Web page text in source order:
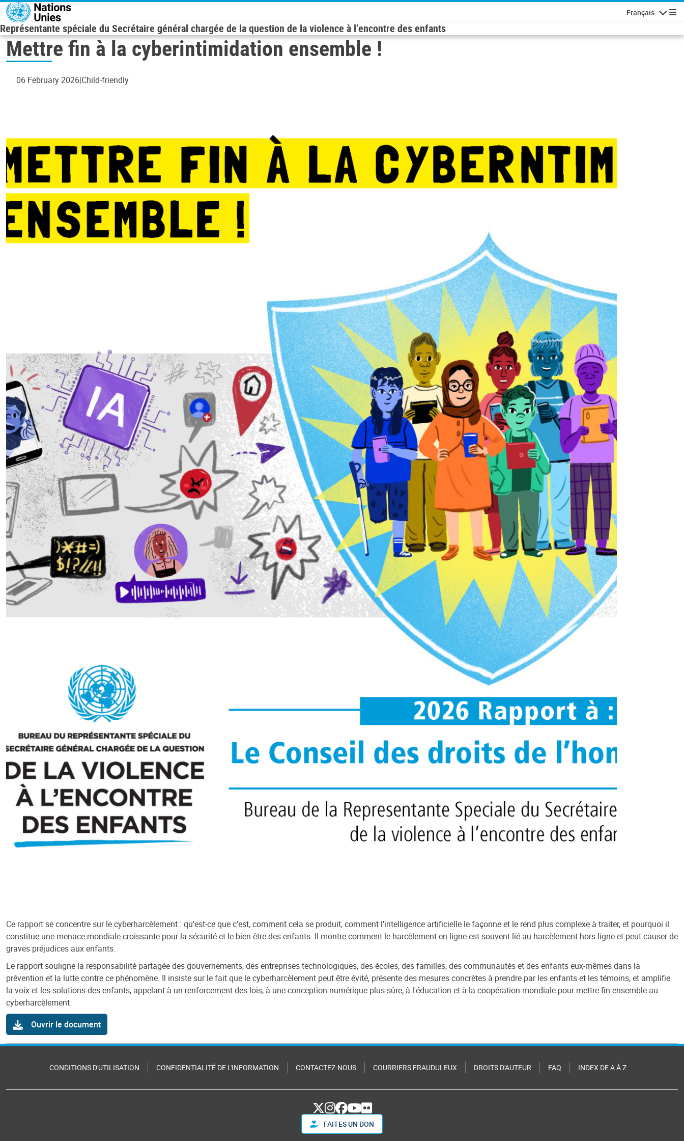
Skip to main content
Français
Représentante spéciale du Secrétaire général chargée de la question de la violence à l’encontre des enfants
Mettre fin à la cyberintimidation ensemble !
06 February 2026 Child-friendly
Ce rapport se concentre sur le cyberharcèlement : qu'est-ce que c'est, comment cela se produit, comment l'intelligence artificielle le façonne et le rend plus complexe à traiter, et pourquoi il
constitue une menace mondiale croissante pour la sécurité et le bien-être des enfants. Il montre comment le harcèlement en ligne est souvent lié au harcèlement hors ligne et peut causer de
graves préjudices aux enfants.
Le rapport souligne la responsabilité partagée des gouvernements, des entreprises technologiques, des écoles, des familles, des communautés et des enfants eux-mêmes dans la
prévention et la lutte contre ce phénomène. Il insiste sur le fait que le cyberharcèlement peut être évité, présente des mesures concrètes à prendre par les enfants et les témoins, et amplifie
la voix et les solutions des enfants, appelant à un renforcement des lois, à une conception numérique plus sûre, à l'éducation et à la coopération mondiale pour mettre fin ensemble au
cyberharcèlement.
Ouvrir le document
CONDITIONS D'UTILISATION CONFIDENTIALITÉ DE L'INFORMATION CONTACTEZ-NOUS COURRIERS FRAUDULEUX DROITS D'AUTEUR FAQ INDEX DE A À Z
FAITES UN DON